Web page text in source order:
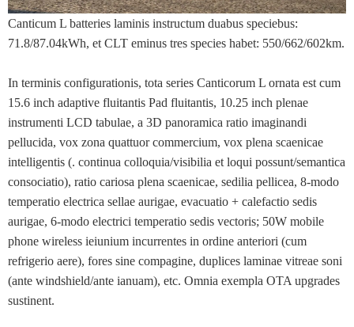
Canticum L batteries laminis instructum duabus speciebus:
71.8/87.04kWh, et CLT eminus tres species habet: 550/662/602km.
In terminis configurationis, tota series Canticorum L ornata est cum
15.6 inch adaptive fluitantis Pad fluitantis, 10.25 inch plenae
instrumenti LCD tabulae, a 3D panoramica ratio imaginandi
pellucida, vox zona quattuor commercium, vox plena scaenicae
intelligentis (. continua colloquia/visibilia et loqui possunt/semantica
consociatio), ratio cariosa plena scaenicae, sedilia pellicea, 8-modo
temperatio electrica sellae aurigae, evacuatio + calefactio sedis
aurigae, 6-modo electrici temperatio sedis vectoris; 50W mobile
phone wireless ieiunium incurrentes in ordine anteriori (cum
refrigerio aere), fores sine compagine, duplices laminae vitreae soni
(ante windshield/ante ianuam), etc. Omnia exempla OTA upgrades
sustinent.